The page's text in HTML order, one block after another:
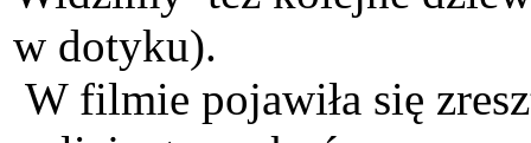
w dotyku).
W filmie pojawiła się